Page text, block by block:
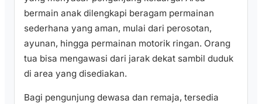
bermain anak dilengkapi beragam permainan
sederhana yang aman, mulai dari perosotan,
ayunan, hingga permainan motorik ringan. Orang
tua bisa mengawasi dari jarak dekat sambil duduk
di area yang disediakan.
Bagi pengunjung dewasa dan remaja, tersedia